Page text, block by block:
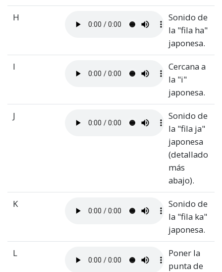
H
Sonido de
la "fila ha"
japonesa.
I
Cercana a
la "i"
japonesa.
J
Sonido de
la "fila ja"
japonesa
(detallado
más
abajo).
K
Sonido de
la "fila ka"
japonesa.
L
Poner la
punta de